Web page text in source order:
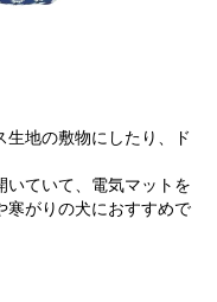
地の敷物にしたり、ド
いていて、電気マットを
寒がりの犬におすすめで